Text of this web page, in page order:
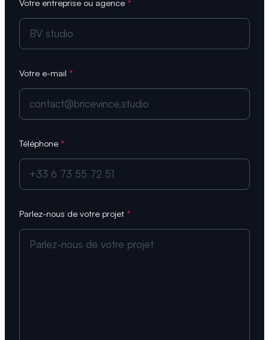
Votre entreprise ou agence *
Votre e-mail *
Téléphone *
Parlez-nous de votre projet *